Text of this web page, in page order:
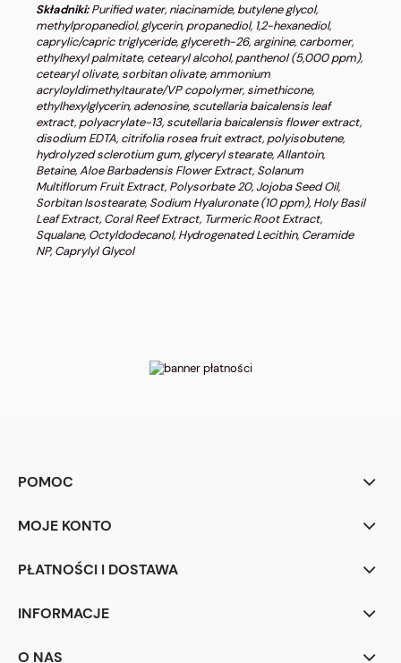
Składniki:Purified water, niacinamide, butylene glycol,
methylpropanediol, glycerin, propanediol, 1,2-hexanediol,
caprylic/capric triglyceride, glycereth-26, arginine, carbomer,
ethylhexyl palmitate, cetearyl alcohol, panthenol (5,000 ppm),
cetearyl olivate, sorbitan olivate, ammonium
acryloyldimethyltaurate/VP copolymer, simethicone,
ethylhexylglycerin, adenosine, scutellaria baicalensis leaf
extract, polyacrylate-13, scutellaria baicalensis flower extract,
disodium EDTA, citrifolia rosea fruit extract, polyisobutene,
hydrolyzed sclerotium gum, glyceryl stearate, Allantoin,
Betaine, Aloe Barbadensis Flower Extract, Solanum
Multiflorum Fruit Extract, Polysorbate 20, Jojoba Seed Oil,
Sorbitan Isostearate, Sodium Hyaluronate (10 ppm), Holy Basil
Leaf Extract, Coral Reef Extract, Turmeric Root Extract,
Squalane, Octyldodecanol, Hydrogenated Lecithin, Ceramide
NP, Caprylyl Glycol
POMOC
MOJE KONTO
PŁATNOŚCI I DOSTAWA
INFORMACJE
O NAS